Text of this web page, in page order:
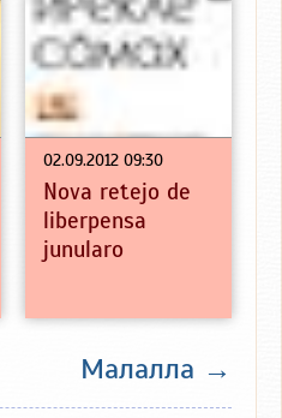
02.09.2012 09:30
Nova retejo de
liberpensa
junularo
Малалла →